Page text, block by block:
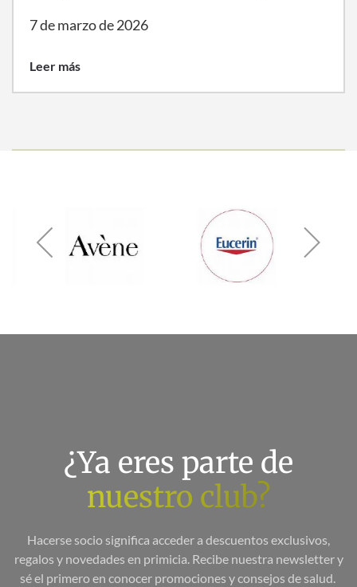
7 de marzo de 2026
Leer más
¿Ya eres parte de
nuestro club?
Hacerse socio significa acceder a descuentos exclusivos,
regalos y novedades en primicia. Recibe nuestra newsletter y
sé el primero en conocer promociones y consejos de salud.